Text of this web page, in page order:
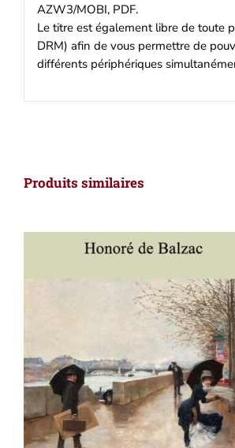
AZW3/MOBI, PDF.
Le titre est également libre de toute
DRM) afin de vous permettre de
différents périphériques
Produits similaires
AJOUTER AU PANIER / DÉTAILS